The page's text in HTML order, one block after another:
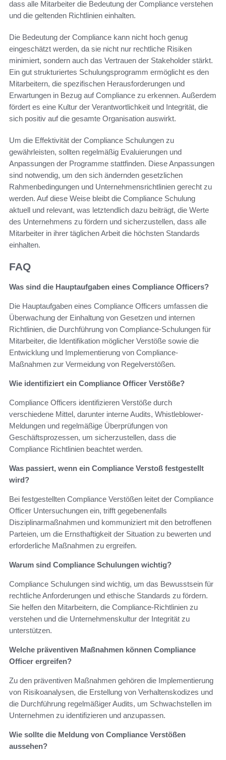
dass alle Mitarbeiter die Bedeutung der Compliance verstehen
und die geltenden Richtlinien einhalten.
Die Bedeutung der Compliance kann nicht hoch genug
eingeschätzt werden, da sie nicht nur rechtliche Risiken
minimiert, sondern auch das Vertrauen der Stakeholder stärkt.
Ein gut strukturiertes Schulungsprogramm ermöglicht es den
Mitarbeitern, die spezifischen Herausforderungen und
Erwartungen in Bezug auf Compliance zu erkennen. Außerdem
fördert es eine Kultur der Verantwortlichkeit und Integrität, die
sich positiv auf die gesamte Organisation auswirkt.
Um die Effektivität der Compliance Schulungen zu
gewährleisten, sollten regelmäßig Evaluierungen und
Anpassungen der Programme stattfinden. Diese Anpassungen
sind notwendig, um den sich ändernden gesetzlichen
Rahmenbedingungen und Unternehmensrichtlinien gerecht zu
werden. Auf diese Weise bleibt die Compliance Schulung
aktuell und relevant, was letztendlich dazu beiträgt, die Werte
des Unternehmens zu fördern und sicherzustellen, dass alle
Mitarbeiter in ihrer täglichen Arbeit die höchsten Standards
einhalten.
FAQ
Was sind die Hauptaufgaben eines Compliance Officers?
Die Hauptaufgaben eines Compliance Officers umfassen die
Überwachung der Einhaltung von Gesetzen und internen
Richtlinien, die Durchführung von Compliance-Schulungen für
Mitarbeiter, die Identifikation möglicher Verstöße sowie die
Entwicklung und Implementierung von Compliance-
Maßnahmen zur Vermeidung von Regelverstößen.
Wie identifiziert ein Compliance Officer Verstöße?
Compliance Officers identifizieren Verstöße durch
verschiedene Mittel, darunter interne Audits, Whistleblower-
Meldungen und regelmäßige Überprüfungen von
Geschäftsprozessen, um sicherzustellen, dass die
Compliance Richtlinien beachtet werden.
Was passiert, wenn ein Compliance Verstoß festgestellt
wird?
Bei festgestellten Compliance Verstößen leitet der Compliance
Officer Untersuchungen ein, trifft gegebenenfalls
Disziplinarmaßnahmen und kommuniziert mit den betroffenen
Parteien, um die Ernsthaftigkeit der Situation zu bewerten und
erforderliche Maßnahmen zu ergreifen.
Warum sind Compliance Schulungen wichtig?
Compliance Schulungen sind wichtig, um das Bewusstsein für
rechtliche Anforderungen und ethische Standards zu fördern.
Sie helfen den Mitarbeitern, die Compliance-Richtlinien zu
verstehen und die Unternehmenskultur der Integrität zu
unterstützen.
Welche präventiven Maßnahmen können Compliance
Officer ergreifen?
Zu den präventiven Maßnahmen gehören die Implementierung
von Risikoanalysen, die Erstellung von Verhaltenskodizes und
die Durchführung regelmäßiger Audits, um Schwachstellen im
Unternehmen zu identifizieren und anzupassen.
Wie sollte die Meldung von Compliance Verstößen
aussehen?